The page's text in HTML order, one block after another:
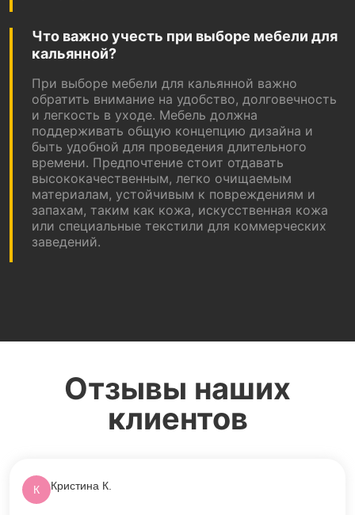
Что важно учесть при выборе мебели для
кальянной?
При выборе мебели для кальянной важно
обратить внимание на удобство, долговечность
и легкость в уходе. Мебель должна
поддерживать общую концепцию дизайна и
быть удобной для проведения длительного
времени. Предпочтение стоит отдавать
высококачественным, легко очищаемым
материалам, устойчивым к повреждениям и
запахам, таким как кожа, искусственная кожа
или специальные текстили для коммерческих
заведений.
Отзывы наших
клиентов
К Кристина К.